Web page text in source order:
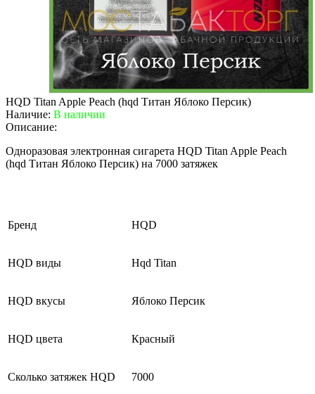
HQD Titan Apple Peach (hqd Титан Яблоко Персик)
Наличие: В наличии
Описание:
Одноразовая электронная сигарета HQD Titan Apple Peach
(hqd Титан Яблоко Персик) на 7000 затяжек
Бренд HQD
HQD виды Hqd Titan
HQD вкусы Яблоко Персик
HQD цвета Красный
Сколько затяжек HQD 7000